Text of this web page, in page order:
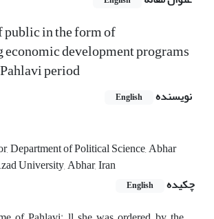
in the form of
development programs
period
نویسنده English
Department of Political Science, Abhar
University, Abhar, Iran
چکیده
English